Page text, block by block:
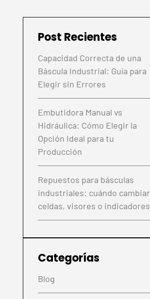
Post Recientes
Capacidad Correcta de una
Báscula Industrial: Guía para
Elegir sin Errores
Embutidora Manual vs
Hidráulica: Cómo Elegir la
Opción Ideal para tu
Producción
Repuestos para básculas
industriales: cuándo cambiar
celdas, visores o indicadores
Categorías
Blog